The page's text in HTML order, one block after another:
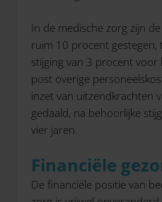
In de medische zorg zijn
ruim 10 procent gestegen,
stijging van 3 procent voor
post overige
inzet van uitzendkrachten
gedaald, na behoorlijke
vier jaren.
Financiële
De financiële positie van